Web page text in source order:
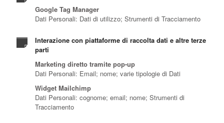
Google Tag Manager
Dati Personali: Dati di utilizzo; Strumenti di Tracciamento
Interazione con piattaforme di raccolta dati e altre terze
parti
Marketing diretto tramite pop-up
Dati Personali: Email; nome; varie tipologie di Dati
Widget Mailchimp
Dati Personali: cognome; email; nome; Strumenti di
Tracciamento